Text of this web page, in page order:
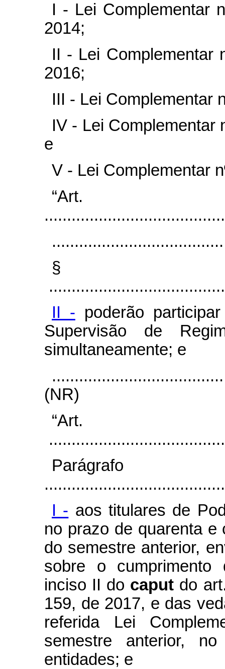
I - Lei Complementar
2014;
II - Lei Complementar
2016;
III - Lei Complementar
IV - Lei Complementar
e
V - Lei Complementar
§
II - poderão
Supervisão de
simultaneamente; e
(NR)
I - aos titulares de
no prazo de quarenta e
do semestre anterior,
sobre o cumprimento
inciso II do caput do
159, de 2017, e das
referida Lei
semestre anterior,
entidades; e